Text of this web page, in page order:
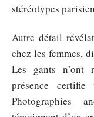
stéréotypes
Autre détail
chez les femmes,
Les gants n’ont
présence
Photographies